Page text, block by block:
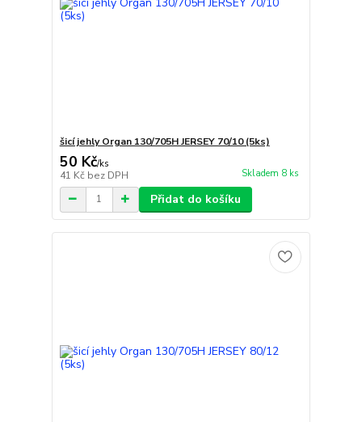
šicí jehly Organ 130/705H JERSEY 70/10 (5ks)
50 Kč/ks
41 Kč bez DPH Skladem 8 ks
Přidat do košíku